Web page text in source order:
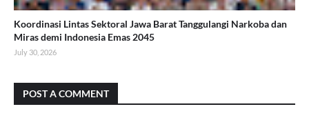
Koordinasi Lintas Sektoral Jawa Barat Tanggulangi Narkoba dan
Miras demi Indonesia Emas 2045
July 30, 2026
POST A COMMENT